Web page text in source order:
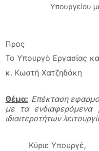
Υπουργείου
Προς
Το Υπουργό Εργασίας
κ. Κωστή Χατζηδάκη
Θέμα: Επέκταση
με τα
ιδιαιτεροτήτων
Κύριε Υπουργέ,